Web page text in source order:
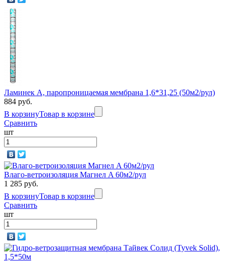
Ламинек А, паропроницаемая мембрана 1,6*31,25 (50м2/рул)
884 руб.
В корзинуТовар в корзине
Сравнить
шт
Влаго-ветроизоляция Магнел A 60м2/рул
1 285 руб.
В корзинуТовар в корзине
Сравнить
шт